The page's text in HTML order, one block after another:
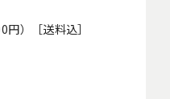
）［送料込］